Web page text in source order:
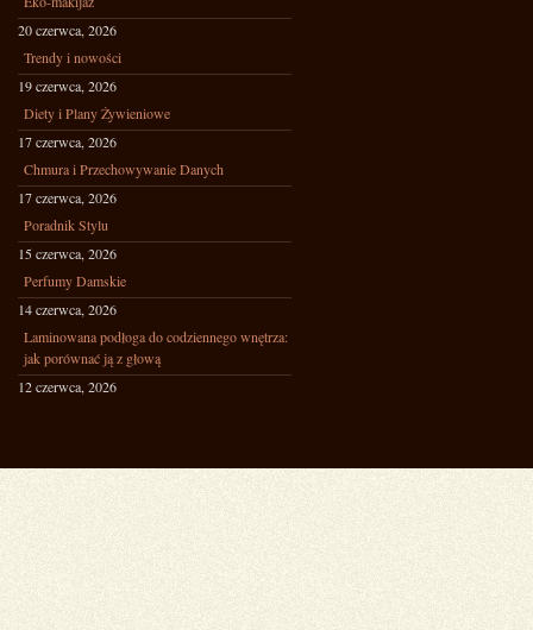
20 czerwca, 2026
Trendy i nowości
19 czerwca, 2026
Diety i Plany Żywieniowe
17 czerwca, 2026
Chmura i Przechowywanie Danych
17 czerwca, 2026
Poradnik Stylu
15 czerwca, 2026
Perfumy Damskie
14 czerwca, 2026
Laminowana podłoga do codziennego wnętrza:
jak porównać ją z głową
12 czerwca, 2026